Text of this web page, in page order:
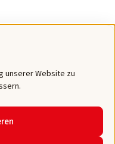
Frankfurt am Main
unserer Website zu